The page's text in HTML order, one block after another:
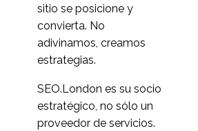
aprendimos
una reciente
de UX en6
de 2020
1
sitio se posicione y
convierta. No
adivinamos, creamos
estrategias.
SEO.London es su socio
estratégico, no sólo un
proveedor de servicios.